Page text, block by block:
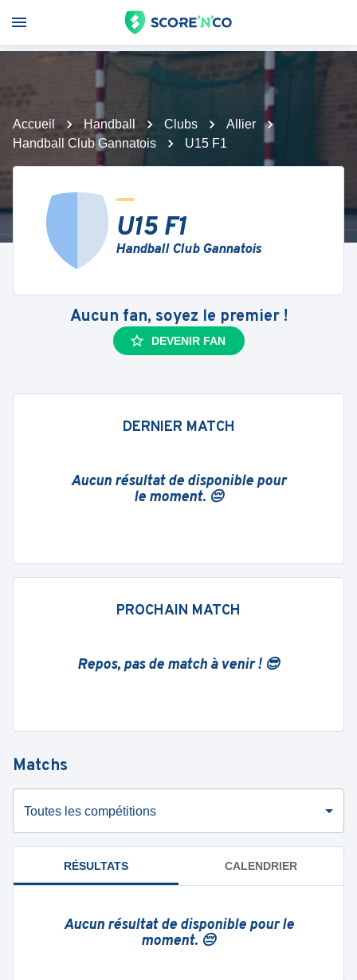
Accueil Handball Clubs
Allier
Handball Club Gannatois
U15 F1
U15 F1
Handball Club Gannatois
Aucun fan, soyez le premier !
DEVENIR FAN
DERNIER MATCH
Aucun résultat de disponible pour
le moment. 😔
PROCHAIN MATCH
Repos, pas de match à venir ! 😎
Matchs
Toutes les compétitions
RÉSULTATS CALENDRIER
Aucun résultat de disponible pour le
moment. 😔